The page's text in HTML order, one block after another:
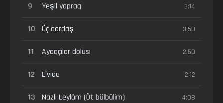
9 Yeşil yapraq 3:14
10 Üç qardaş 3:50
11 Ayaqçılar dolusı 2:50
12 Elvida 2:12
13 Nazlı Leylâm (Öt bülbülim) 4:08